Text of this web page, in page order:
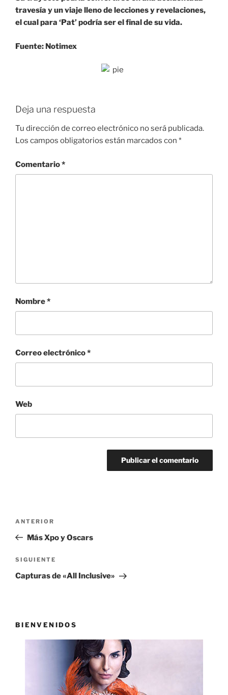
travesía y un viaje lleno de lecciones y revelaciones,
el cual para ‘Pat’ podría ser el final de su vida.
Fuente: Notimex
Deja una respuesta
Tu dirección de correo electrónico no será publicada.
Los campos obligatorios están marcados con *
Comentario*
Nombre*
Correo electrónico*
Web
entradas
Entrada
anterior:
ANTERIOR
Más Xpo y Oscars
Siguiente
entrada
SIGUIENTE
Capturas de «All Inclusive»
BIENVENIDOS